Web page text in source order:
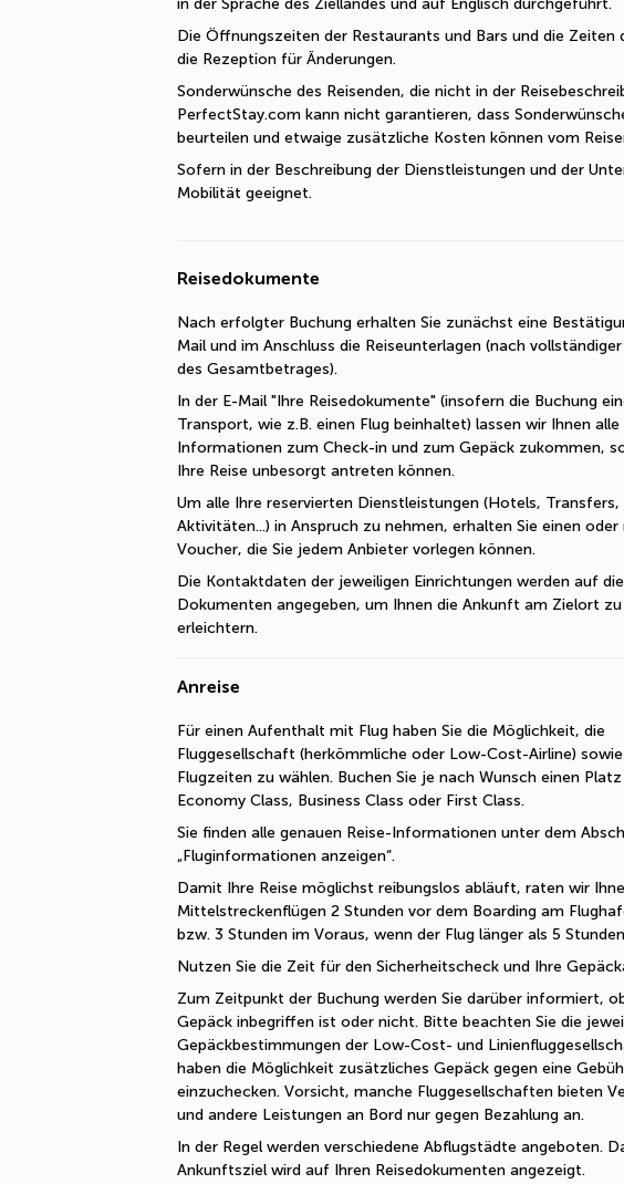
in der Sprache des Ziellandes und auf Englisch durchgeführt.
Die Öffnungszeiten der Restaurants und Bars und die
die Rezeption für Änderungen.
Sonderwünsche des Reisenden, die nicht in der
PerfectStay.com kann nicht garantieren, dass
beurteilen und etwaige zusätzliche Kosten können vom
Sofern in der Beschreibung der Dienstleistungen und der
Mobilität geeignet.
Reisedokumente
Nach erfolgter Buchung erhalten Sie zunächst eine
Mail und im Anschluss die Reiseunterlagen (nach
des Gesamtbetrages).
In der E-Mail "Ihre Reisedokumente" (insofern die Buchung
Transport, wie z.B. einen Flug beinhaltet) lassen wir Ihnen alle
Informationen zum Check-in und zum Gepäck zukommen,
Ihre Reise unbesorgt antreten können.
Um alle Ihre reservierten Dienstleistungen (Hotels, Transfers,
Aktivitäten...) in Anspruch zu nehmen, erhalten Sie einen oder
Voucher, die Sie jedem Anbieter vorlegen können.
Die Kontaktdaten der jeweiligen Einrichtungen werden auf
Dokumenten angegeben, um Ihnen die Ankunft am Zielort zu
erleichtern.
Anreise
Für einen Aufenthalt mit Flug haben Sie die Möglichkeit, die
Fluggesellschaft (herkömmliche oder Low-Cost-Airline)
Flugzeiten zu wählen. Buchen Sie je nach Wunsch einen
Economy Class, Business Class oder First Class.
Sie finden alle genauen Reise-Informationen unter dem
„Fluginformationen anzeigen“.
Damit Ihre Reise möglichst reibungslos abläuft, raten wir
Mittelstreckenflügen 2 Stunden vor dem Boarding am
bzw. 3 Stunden im Voraus, wenn der Flug länger als 5
Nutzen Sie die Zeit für den Sicherheitscheck und Ihre
Zum Zeitpunkt der Buchung werden Sie darüber informiert,
Gepäck inbegriffen ist oder nicht. Bitte beachten Sie die
Gepäckbestimmungen der Low-Cost- und
haben die Möglichkeit zusätzliches Gepäck gegen eine
einzuchecken. Vorsicht, manche Fluggesellschaften bieten
und andere Leistungen an Bord nur gegen Bezahlung an.
In der Regel werden verschiedene Abflugstädte angeboten.
Ankunftsziel wird auf Ihren Reisedokumenten angezeigt.